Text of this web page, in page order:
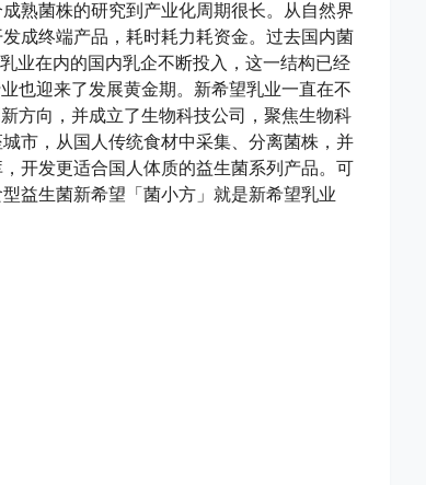
熟菌株的研究到产业化周期很长。从自然界
成终端产品，耗时耗力耗资金。过去国内菌
业在内的国内乳企不断投入，这一结构已经
也迎来了发展黄金期。新希望乳业一直在不
方向，并成立了生物科技公司，聚焦生物科
市，从国人传统食材中采集、分离菌株，并
开发更适合国人体质的益生菌系列产品。可
益生菌新希望「菌小方」就是新希望乳业